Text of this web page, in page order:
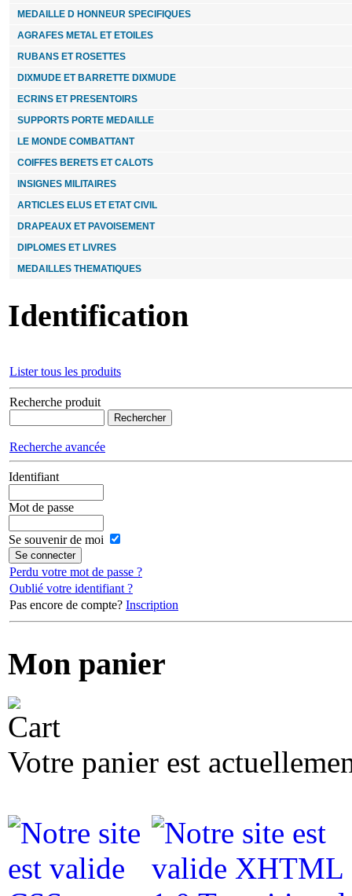
MEDAILLE D HONNEUR SPECIFIQUES
AGRAFES METAL ET ETOILES
RUBANS ET ROSETTES
DIXMUDE ET BARRETTE DIXMUDE
ECRINS ET PRESENTOIRS
SUPPORTS PORTE MEDAILLE
LE MONDE COMBATTANT
COIFFES BERETS ET CALOTS
INSIGNES MILITAIRES
ARTICLES ELUS ET ETAT CIVIL
DRAPEAUX ET PAVOISEMENT
DIPLOMES ET LIVRES
MEDAILLES THEMATIQUES
Identification
Lister tous les produits
Recherche produit
Recherche avancée
Identifiant
Mot de passe
Se souvenir de moi
Perdu votre mot de passe ?
Oublié votre identifiant ?
Pas encore de compte? Inscription
Mon panier
Votre panier est